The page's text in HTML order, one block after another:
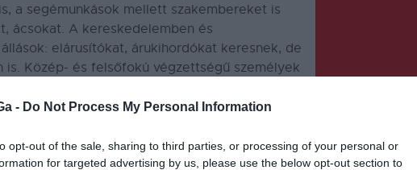
- Do Not Process My Personal Information
opt-out of the sale, sharing to third parties, or processing of your personal or
for targeted advertising by us, please use the below opt-out section to
a segémunkások mellett szakembereket is
ácsokat. A kereskedelemben és
elárusítókat, árukihordókat keresnek, de
is. Közép- és felsőfokú végzettségű személyek
titkárt, raktárost, recepcióst keresnek.
a munkaügynél lehet, illetve a 0267 312